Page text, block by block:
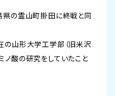
県の霊山町掛田に終戦と同
の山形大学工学部（旧米沢
ノ酸の研究をしていたこと